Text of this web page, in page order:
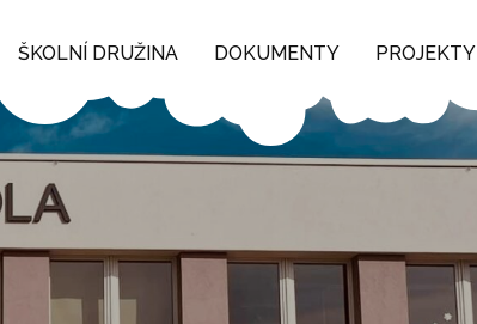
ŠKOLNÍ DRUŽINA DOKUMENTY PROJEKTY